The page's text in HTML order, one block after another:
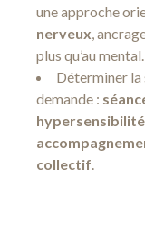
une approche
nerveux,
plus qu’au mental.
Déterminer la
demande :
collectif.